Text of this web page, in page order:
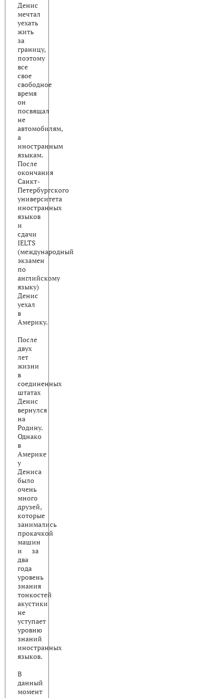
Денис
мечтал
уехать
жить
за
границу,
поэтому
все
свое
свободное
время
он
посвящал
не
автомобилям,
а
иностранным
языкам.
После
окончания
Санкт-
Петербургского
университета
иностранных
языков
и
сдачи
IELTS
(международный
экзамен
по
английскому
языку)
Денис
уехал
в
Америку.
После
двух
лет
жизни
в
соединенных
штатах
Денис
вернулся
на
Родину.
Однако
в
Америке
у
Дениса
было
очень
много
друзей,
которые
занимались
прокачкой
машин
и за
два
года
уровень
знания
тонкостей
акустики
не
уступает
уровню
знаний
иностранных
языков.
В
данный
момент